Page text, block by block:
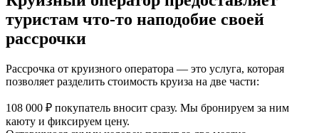
туристам что‑то наподобие своей
рассрочки
Рассрочка от круизного оператора — это услуга, которая
позволяет разделить стоимость круиза на две части:
108 000 ₽ покупатель вносит сразу. Мы бронируем за ним
каюту и фиксируем цену.